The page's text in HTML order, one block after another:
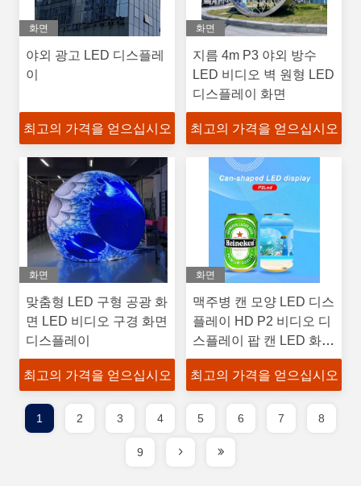
화면
야외 광고 LED 디스플레
이
최고의 가격을 얻으십시오
화면
지름 4m P3 야외 방수
LED 비디오 벽 원형 LED
디스플레이 화면
최고의 가격을 얻으십시오
화면
맞춤형 LED 구형 공광 화
면 LED 비디오 구경 화면
디스플레이
최고의 가격을 얻으십시오
화면
맥주병 캔 모양 LED 디스
플레이 HD P2 비디오 디
스플레이 팝 캔 LED 화면
유연한 맥주병 디스플레
이
최고의 가격을 얻으십시오
1 2 3 4 5 6 7 8
9